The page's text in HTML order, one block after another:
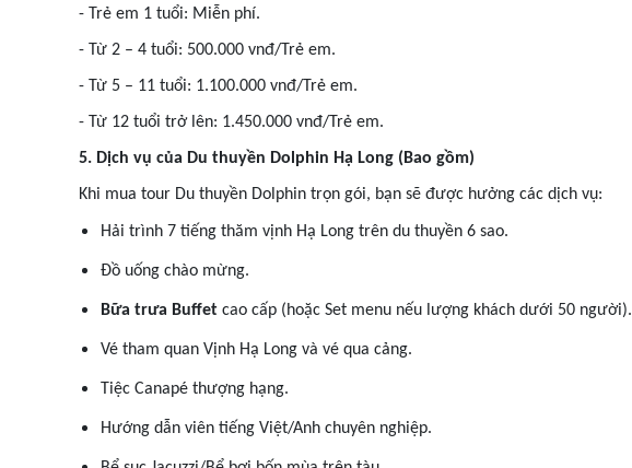
- Trẻ em 1 tuổi: Miễn phí.
- Từ 2 – 4 tuổi: 500.000 vnđ/Trẻ em.
- Từ 5 – 11 tuổi: 1.100.000 vnđ/Trẻ em.
- Từ 12 tuổi trở lên: 1.450.000 vnđ/Trẻ em.
5. Dịch vụ của Du thuyền Dolphin Hạ Long (Bao gồm)
Khi mua tour Du thuyền Dolphin trọn gói, bạn sẽ được hưởng các dịch vụ:
Hải trình 7 tiếng thăm vịnh Hạ Long trên du thuyền 6 sao.
Đồ uống chào mừng.
Bữa trưa Buffet cao cấp (hoặc Set menu nếu lượng khách dưới 50 người).
Vé tham quan Vịnh Hạ Long và vé qua cảng.
Tiệc Canapé thượng hạng.
Hướng dẫn viên tiếng Việt/Anh chuyên nghiệp.